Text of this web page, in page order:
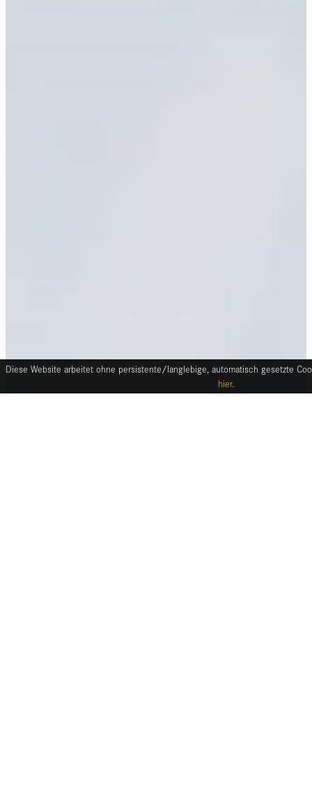
Diese Website arbeitet ohne persistente/langlebige, automatisch gesetzte
hier.